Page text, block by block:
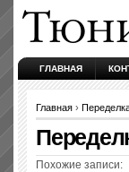
ГЛАВНАЯ
Главная ›
Похожие записи: